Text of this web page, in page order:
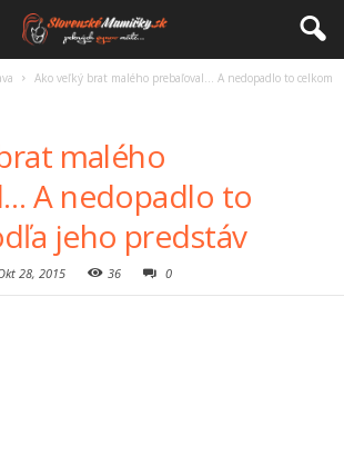
Ako veľký brat malého prebaľoval… A nedopadlo to celkom
malého
A nedopadlo to
jeho predstáv
28, 2015 36 0